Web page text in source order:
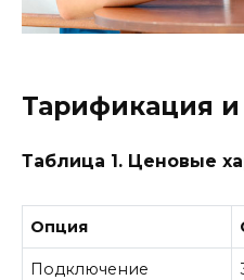
Тарификация и
Таблица 1. Ценовые
Опция
Подключение